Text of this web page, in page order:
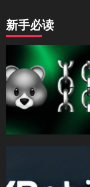
新手必读